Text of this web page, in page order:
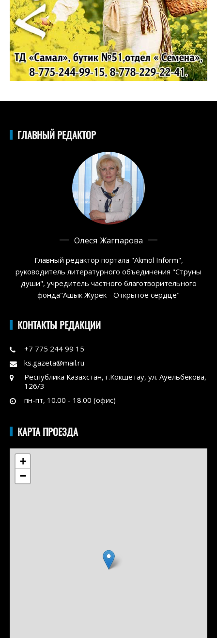
ГЛАВНЫЙ РЕДАКТОР
Олеся Жагпарова
Главный редактор портала "Akmol Inform",
руководитель литературного объединения "Струны
души", учредитель частного благотворительного
фонда"Ашык Журек - Открытое сердце"
КОНТАКТЫ РЕДАКЦИИ
+7 775 244 99 15
ks.gazeta@mail.ru
Республика Казахстан, г.Кокшетау, ул. Ауельбекова,
126/3
пн-пт, 10.00 - 18.00 (офис)
КАРТА ПРОЕЗДА
+
−